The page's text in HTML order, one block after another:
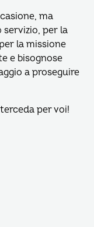
ma
per la
la missione
e bisognose
a proseguire
per voi!